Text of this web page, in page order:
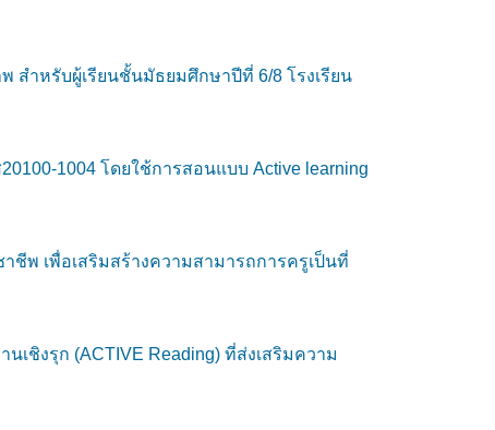
สำหรับผู้เรียนชั้นมัธยมศึกษาปีที่ 6/8 โรงเรียน
1004 โดยใช้การสอนแบบ Active learning
ชีพ เพื่อเสริมสร้างความสามารถการครูเป็นที่
เชิงรุก (ACTIVE Reading) ที่ส่งเสริมความ